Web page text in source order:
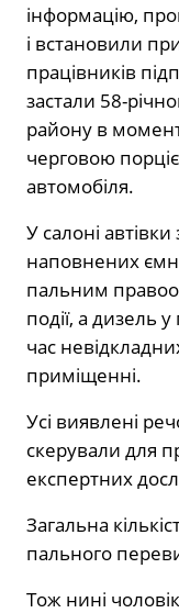
інформацію,
і встановили
працівників
застали 58-
району в
черговою
автомобіля.
У салоні
наповнених
пальним
події, а дизель
час
приміщенні.
Усі виявлені
скерували для
експертних
Загальна
пального
Тож нині